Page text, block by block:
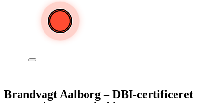
Brandvagt Aalborg – DBI-certificeret